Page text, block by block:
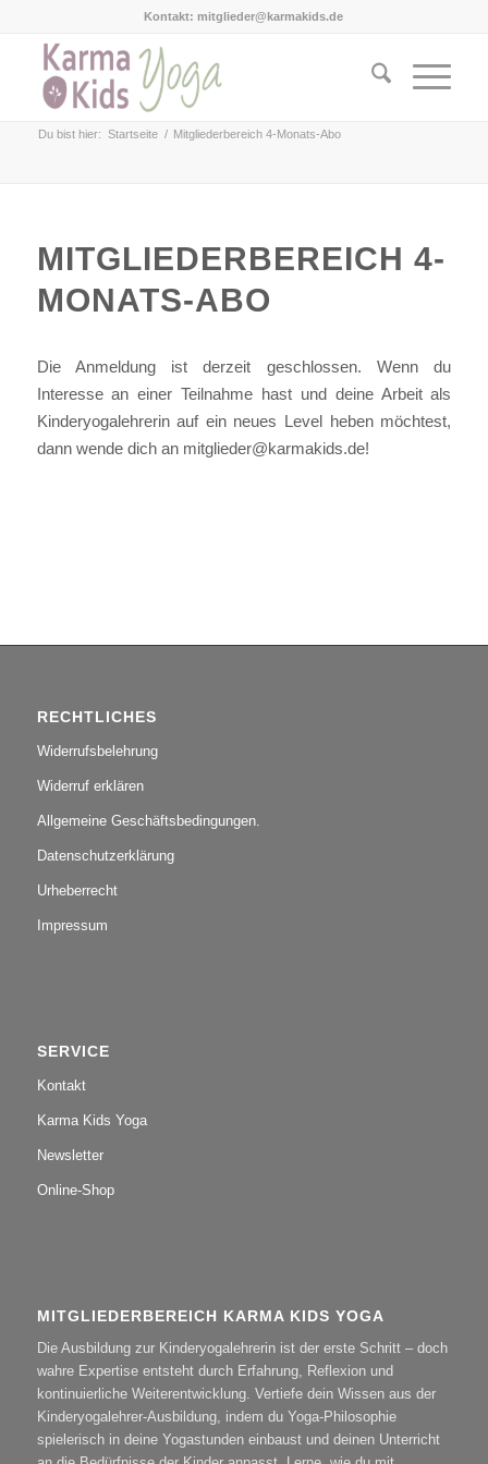
Kontakt: mitglieder@karmakids.de
Du bist hier: Startseite / Mitgliederbereich 4-Monats-Abo
MITGLIEDERBEREICH 4-
MONATS-ABO
Die Anmeldung ist derzeit geschlossen. Wenn du
Interesse an einer Teilnahme hast und deine Arbeit als
Kinderyogalehrerin auf ein neues Level heben möchtest,
dann wende dich an mitglieder@karmakids.de!
RECHTLICHES
Widerrufsbelehrung
Widerruf erklären
Allgemeine Geschäftsbedingungen.
Datenschutzerklärung
Urheberrecht
Impressum
SERVICE
Kontakt
Karma Kids Yoga
Newsletter
Online-Shop
MITGLIEDERBEREICH KARMA KIDS YOGA
Die Ausbildung zur Kinderyogalehrerin ist der erste Schritt – doch
wahre Expertise entsteht durch Erfahrung, Reflexion und
kontinuierliche Weiterentwicklung. Vertiefe dein Wissen aus der
Kinderyogalehrer-Ausbildung, indem du Yoga-Philosophie
spielerisch in deine Yogastunden einbaust und deinen Unterricht